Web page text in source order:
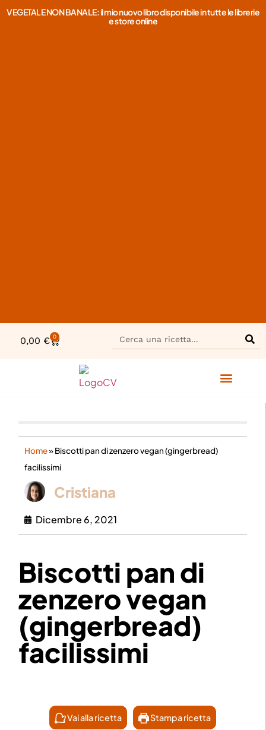
VEGETALE NON BANALE: il mio nuovo libro disponibile in tutte le librerie
e store online
0,00 € 0
Home»Biscotti pan di zenzero vegan (gingerbread)
facilissimi
Cristiana
Dicembre 6, 2021
Biscotti pan di
zenzero vegan
(gingerbread)
facilissimi
Vai alla ricetta Stampa ricetta